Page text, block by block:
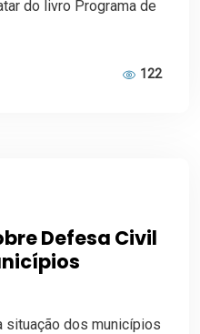
do livro Programa de
122
Defesa Civil
situação dos municípios